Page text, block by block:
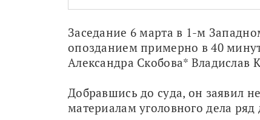
Заседание 6 марта в 1-м
опозданием примерно в 40
Александра Скобова* Владислав
Добравшись до суда, он заявил
материалам уголовного дела ряд